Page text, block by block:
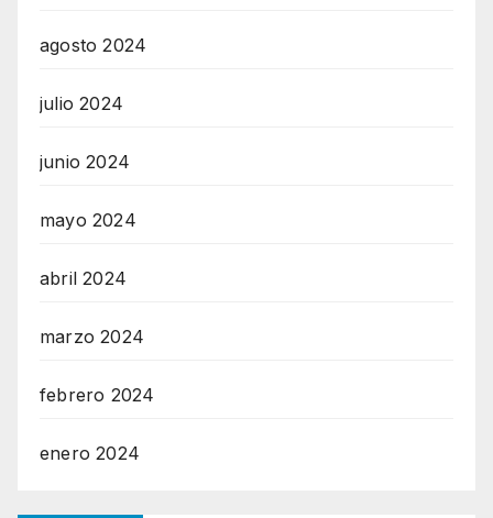
agosto 2024
julio 2024
junio 2024
mayo 2024
abril 2024
marzo 2024
febrero 2024
enero 2024